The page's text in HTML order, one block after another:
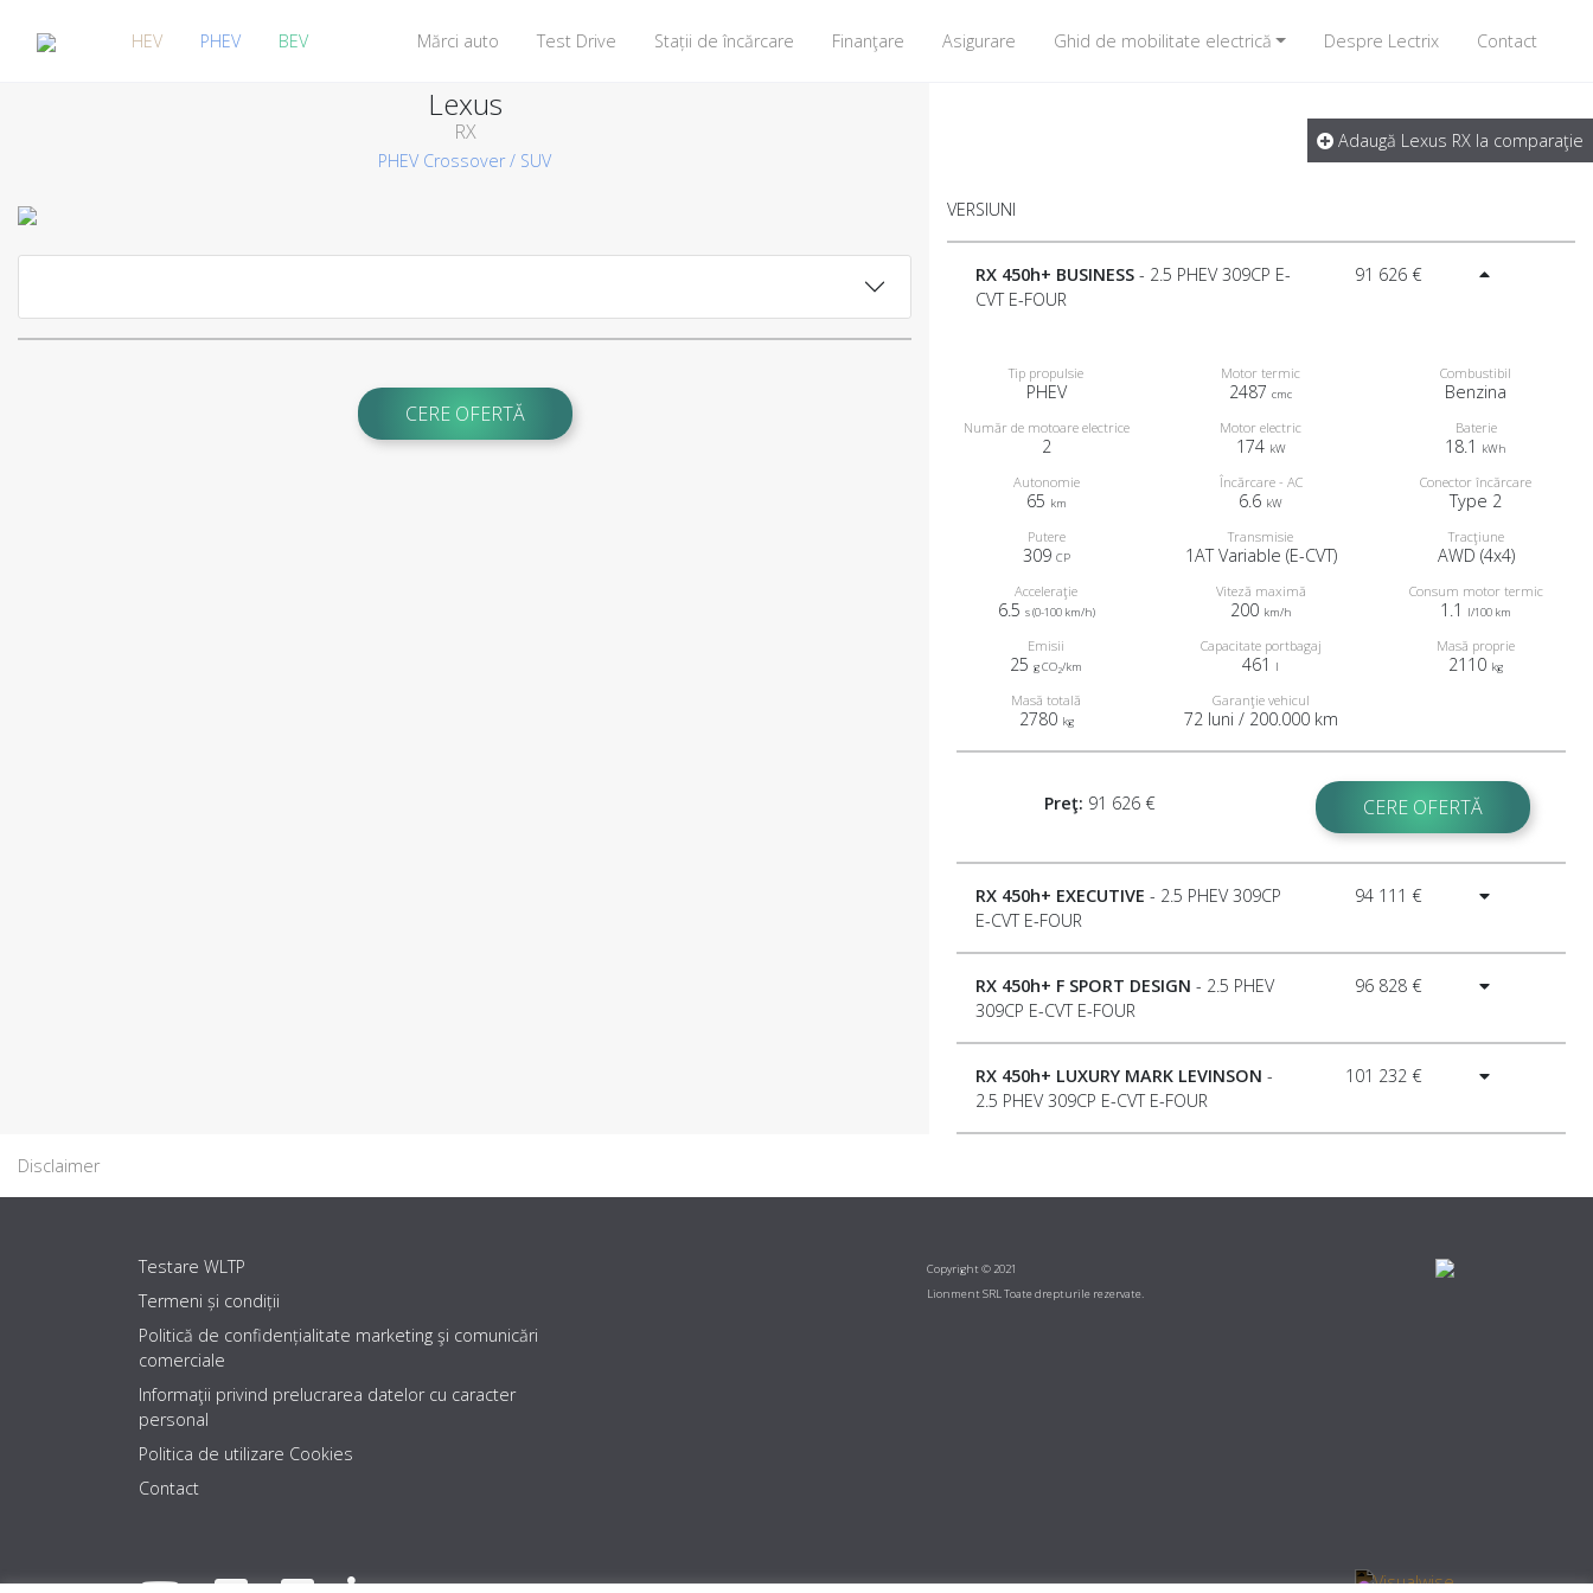
HEV PHEV BEV Mărci auto Test Drive Stații de încărcare Finanţare Asigurare Ghid de mobilitate electrică Despre Lectrix Contact
Lexus
RX
PHEV Crossover / SUV
Adaugă Lexus RX la comparaţie
CERE OFERTĂ
VERSIUNI
RX 450h+ BUSINESS - 2.5 PHEV 309CP E-
CVT E-FOUR
91 626 €
Tip propulsie
PHEV
Motor termic
2487 cmc
Combustibil
Benzina
Număr de motoare electrice
2
Motor electric
174 kW
Baterie
18.1 kWh
Autonomie
65 km
Încărcare - AC
6.6 kW
Conector încărcare
Type 2
Putere
309 CP
Transmisie
1AT Variable (E-CVT)
Tracţiune
AWD (4x4)
Acceleraţie
6.5 s (0-100 km/h)
Viteză maximă
200 km/h
Consum motor termic
1.1 l/100 km
Emisii
25 g CO2/km
Capacitate portbagaj
461 l
Masă proprie
2110 kg
Masă totală
2780 kg
Garanţie vehicul
72 luni / 200.000 km
Preţ: 91 626 € CERE OFERTĂ
RX 450h+ EXECUTIVE - 2.5 PHEV 309CP
E-CVT E-FOUR
94 111 €
RX 450h+ F SPORT DESIGN - 2.5 PHEV
309CP E-CVT E-FOUR
96 828 €
RX 450h+ LUXURY MARK LEVINSON -
2.5 PHEV 309CP E-CVT E-FOUR
101 232 €
Disclaimer
Testare WLTP
Termeni și condiții
Politică de confidențialitate marketing şi comunicări
comerciale
Informaţii privind prelucrarea datelor cu caracter
personal
Politica de utilizare Cookies
Contact
Copyright © 2021
Lionment SRL Toate drepturile rezervate.